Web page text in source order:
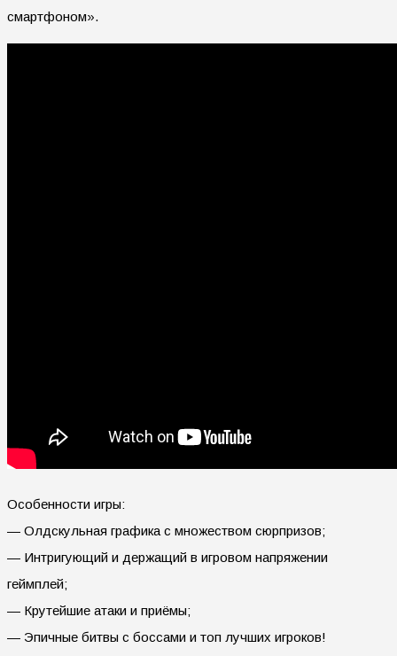
смартфоном».
Особенности игры:
— Олдскульная графика с множеством сюрпризов;
— Интригующий и держащий в игровом напряжении
геймплей;
— Крутейшие атаки и приёмы;
— Эпичные битвы с боссами и топ лучших игроков!